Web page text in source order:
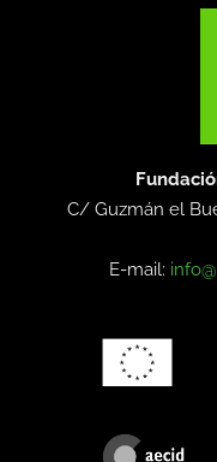
C/ Guzmán el
E-mail: